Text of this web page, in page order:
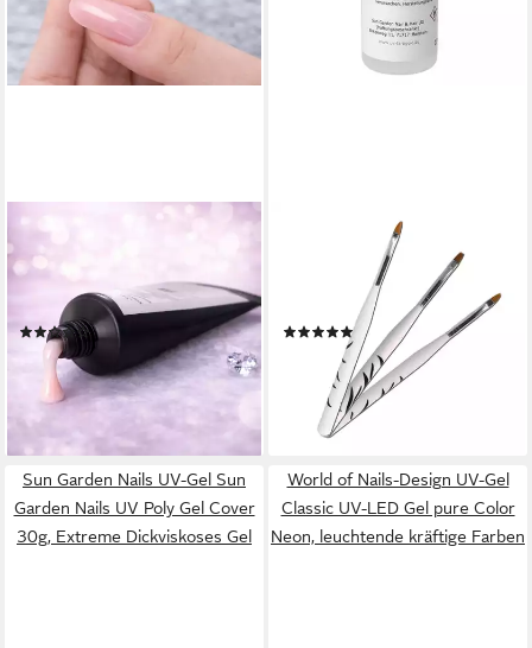
SUN GARDEN NAILS
Poly Gel Light Pink 30 g,
Extreme Dickviskoses Gel
(2)
9,99 € UVP
(33,30 €/ 100 g)
-38%
lieferbar - in 2-3 Werktagen bei dir
SUN GARDEN NAILS
UV-Gel 5 ml UV Aufbaugel -
Cover Gel + 3 tlg. Pinselset +
Nail Cleaner 100 ml
(2)
UVP19,99 €
lieferbar - in 2-3 Werktagen bei dir
Sun Garden Nails UV-Gel Sun
Garden Nails UV Poly Gel Cover
30g, Extreme Dickviskoses Gel
World of Nails-Design UV-Gel
Classic UV-LED Gel pure Color
Neon, leuchtende kräftige Farben